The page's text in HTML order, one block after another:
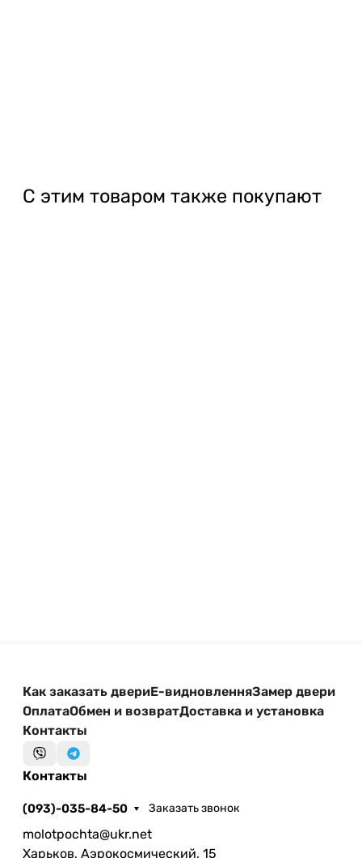
С этим товаром также покупают
Как заказать двериЕ-видновленняЗамер двери
ОплатаОбмен и возвратДоставка и установка
Контакты
Контакты
(093)-035-84-50 Заказать звонок
molotpochta@ukr.net
Харьков, Аэрокосмический, 15